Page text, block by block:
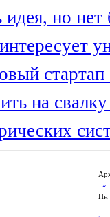
но нет
на
«
Пн